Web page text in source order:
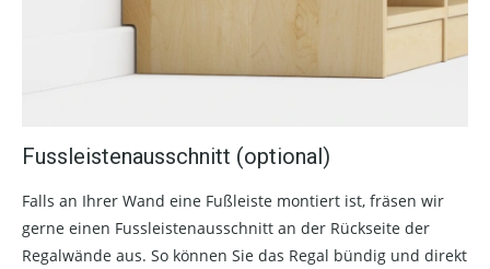
Fussleistenausschnitt (optional)
Falls an Ihrer Wand eine Fußleiste montiert ist, fräsen wir
gerne einen Fussleistenausschnitt an der Rückseite der
Regalwände aus. So können Sie das Regal bündig und direkt